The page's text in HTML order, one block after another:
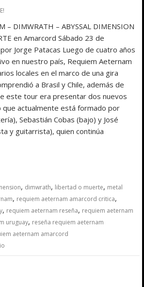
– DIMWRATH – ABYSSAL DIMENSION
en Amarcord Sábado 23 de
Jorge Patacas Luego de cuatro años
en nuestro país, Requiem Aeternam
locales en el marco de una gira
a Brasil y Chile, además de
este tour era presentar dos nuevos
que actualmente está formado por
Sebastián Cobas (bajo) y José
y guitarrista), quien continúa
, dimwrath, libertad o muerte, metal
, requiem aeternam amarcord critica,
, requiem aeternam reseña, requiem aeternam
uruguay, reseña requiem aeternam
aeternam amarcord